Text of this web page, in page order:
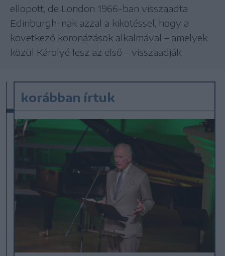
ellopott, de London 1966-ban visszaadta
Edinburgh-nak azzal a kikötéssel, hogy a
következő koronázások alkalmával – amelyek
közül Károlyé lesz az első – visszaadják.
korábban írtuk